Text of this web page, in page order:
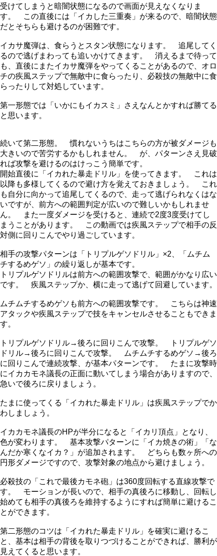
受けてしまうと暗闇状態になるので画面が見えなくなりま
す。 この直後には「イカした三重奏」が来るので、暗闇状態
だとそちらも避けるのが困難です。
イカサ魔弾は、食らうとスタン状態になります。 追尾してく
るので逃げまわっても追いかけてきます。 消えるまで待って
も、直後にまたイカサ魔弾をやってくることがあるので、オロ
チの疾風ステップで無敵中に食らったり、必殺技の無敵中に食
らったりして対処しています。
第一形態では「いかにもイカスミ」さえなんとかすれば勝てる
と思います。
続いて第二形態。 慣れないうちはこちらの方が被ダメージも
大きいので苦労するかもしれません。 が、パターンさえ見破
れば攻撃を避けるのはけっこう簡単です。
開始直後に「イカれた暴走ドリル」を使ってきます。 これは
以降も多様してくるので避け方を覚えておきましょう。 これ
も自分に向かって追尾してくるので、走って逃げられなくはな
いですが、前方への範囲判定が広いので難しいかもしれませ
ん。 また一度ダメージを受けると、連続で2度3度受けてし
まうことがあります。 この動画では疾風ステップで相手の反
対側に回りこんでやり過ごしています。
相手の攻撃パターンは「トリプルゲソドリル」×2、「ムチム
チするめゲソ」の繰り返しが基本です。
トリプルゲソドリルは前方への範囲攻撃で、範囲がかなり広い
です。 疾風ステップか、横に走って逃げて回避しています。
ムチムチするめゲソも前方への範囲攻撃です。 こちらは神速
アタックや疾風ステップで技をキャンセルさせることもできま
す。
トリプルゲソドリル→後ろに回りこんで攻撃。 トリプルゲソ
ドリル→後ろに回りこんで攻撃。 ムチムチするめゲソ→後ろ
に回りこんで連続攻撃、が基本パターンです。 たまに攻撃時
にイカカモネ議長の正面に動いてしまう場合がありますので、
急いで後ろに戻りましょう。
たまに使ってくる「イカれた暴走ドリル」は疾風ステップでか
わしましょう。
イカカモネ議長のHPが半分になると「イカリ頂点」となり、
色が変わります。 基本攻撃パターンに「イカ焼きの術」「な
んだか寒くなイカ？」が追加されます。 どちらも数ヶ所への
円形ダメージですので、攻撃対象の地点から避けましょう。
必殺技の「これで最後カモネ砲」は360度回転する直線攻撃で
す。 モーションが長いので、相手の真後ろに移動し、回転し
始めても相手の真後ろを維持するようにすれば簡単に避けるこ
とができます。
第二形態のコツは「イカれた暴走ドリル」を確実に避けるこ
と、基本は相手の背後を取りつづけることができれば、勝利が
見えてくると思います。